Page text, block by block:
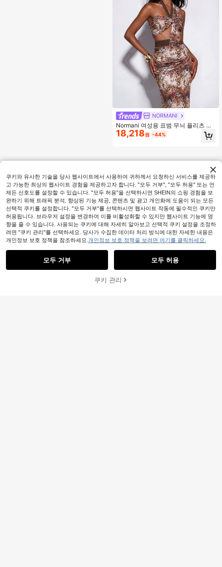
NORMANI
Normani 여성용 표범 무늬 플리츠 비
대칭 어깨 섹시 드레스
18,218원 -44%
45% 할인!
쿠키와 유사한 기술을 당사 웹사이트에서 사용하여 귀하께서 요청하신 서비스를 제공하
고 가능한 최상의 웹사이트 경험을 제공하고자 합니다. "모두 거부", "모두 허용" 또는 언
제든 선호도를 설정할 수 있습니다. "모두 허용"을 선택하시면 SHEIN의 쇼핑 경험을 보
완하기 위해 트래픽 분석, 향상된 기능 제공, 콘텐츠 및 광고 개인화에 도움이 되는 모든
선택적 쿠키를 설정합니다. "모두 거부"를 선택하시면 웹사이트 작동에 필수적인 쿠키만
허용됩니다. 브라우저 설정을 변경하여 이를 비활성화할 수 있지만 웹사이트 기능에 영
향을 줄 수 있습니다. 사용되는 쿠키에 대해 자세히 알아보고 선택적 쿠키 설정을 조정하
려면 "쿠키 관리"를 선택하세요. 당사가 수집한 데이터 처리 방식에 대한 자세한 내용은
개인정보 보호 정책을 참조하세요. 개인정보 보호 정책을 보려면 여기를 클릭하세요.
모두 거부 모두 허용
쿠키 관리